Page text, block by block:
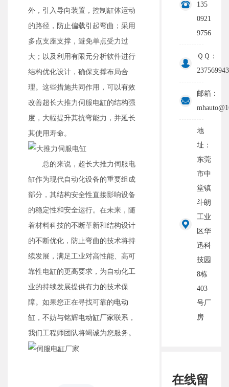
外，引入导向装置，控制缸体运动
的路径，防止偏载引起弯曲；采用
多点支座支撑，避免单点受力过
大；以及利用有限元分析软件进行
结构优化设计，确保支撑布局合
理。这些措施共同作用，可以有效
改善超长大推力伺服电缸的结构强
度，大幅提升其抗弯能力，并延长
其使用寿命。
总的来说，超长大推力伺服电
缸作为现代自动化设备的重要组成
部分，其结构安全性直接影响设备
的稳定性和安全运行。在未来，随
着材料科技的不断革新和结构设计
的不断优化，防止弯曲的技术将持
续发展，满足工业对高性能、高可
靠性电缸的更高要求，为自动化工
业的持续发展提供有力的技术保
障。如果您正在寻找可靠的电动
缸 ，不妨与铭辉电动缸厂家联系，
我们工程师团队将竭诚为您服务。
135
0921
9756
ＱＱ：
邮箱：
地
址：
东莞
市中
堂镇
斗朗
工业
区华
迅科
技园
8栋
403
号厂
房
在线留